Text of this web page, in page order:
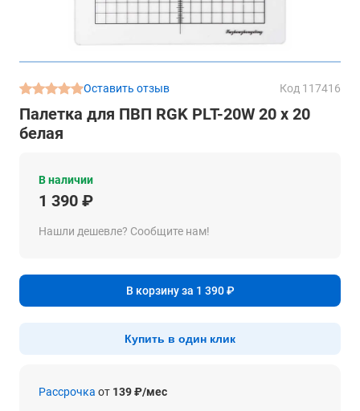
Оставить отзыв Код 117416
Палетка для ПВП RGK PLT-20W 20 x 20
белая
В наличии
1 390 ₽
Нашли дешевле? Сообщите нам!
В корзину за 1 390 ₽
Купить в один клик
Рассрочка от 139 ₽/мес